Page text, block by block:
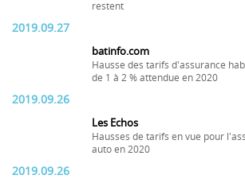
restent
2019.09.27
batinfo.com
Hausse des tarifs d'assurance
de 1 à 2 % attendue en 2020
2019.09.26
Les Echos
Hausses de tarifs en vue pour
auto en 2020
2019.09.26